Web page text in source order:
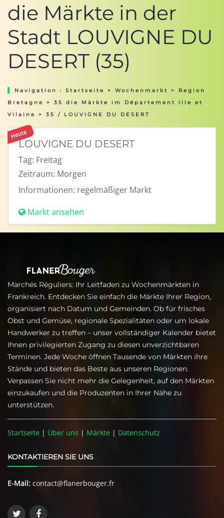
die Märkte in der
Stadt LOUVIGNE DU
DESERT (35)
Navigation : Startseite > Wochenmarkt > Region
Bretagne
> 35 die Märkte im Département Ille et
Vilaine
> 35 / LOUVIGNE DU DESERT
Heute
LOUVIGNE DU DESERT
Tag: Freitag
Zeitraum: Morgen
Informationen: regelmäßiger Markt
Markt ansehen
Marchés Réguliers: Ihr Leitfaden zu Wochenmärkten in
Frankreich. Entdecken Sie einfach die Märkte Ihrer Region,
organisiert nach Datum und Gemeinden. Ob für frisches
Obst und Gemüse, regionale Spezialitäten oder um lokale
Handwerker zu treffen – unser vollständiger Kalender bietet
Ihnen privilegierten Zugang zu diesen unverzichtbaren
Terminen. Jede Woche öffnen Tausende von Märkten ihre
Stände und bieten das Beste aus unseren Regionen.
Verpassen Sie nicht mehr die Gelegenheit, auf den Märkten
einzukaufen und die Produzenten in Ihrer Nähe zu
unterstützen.
Startseite | Über uns | Märkte | Datenschutz
KONTAKTIEREN SIE UNS
E-Mail: contact@flanerbouger.fr